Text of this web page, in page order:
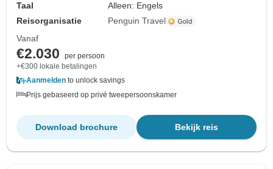
Taal
Alleen: Engels
Reisorganisatie
Penguin Travel
Vanaf
€2.030
per persoon
+€300 lokale betalingen
Aanmelden to unlock savings
Prijs gebaseerd op privé tweepersoonskamer
Bekijk reis
Download brochure